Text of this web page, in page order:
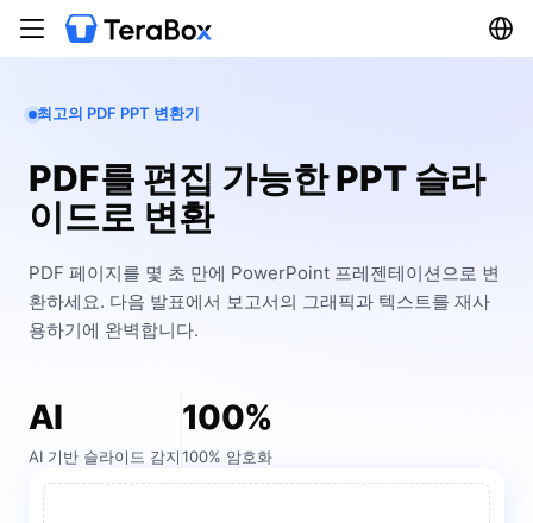
최고의 PDF PPT 변환기
PDF를 편집 가능한 PPT 슬라
이드로 변환
PDF 페이지를 몇 초 만에 PowerPoint 프레젠테이션으로 변
환하세요. 다음 발표에서 보고서의 그래픽과 텍스트를 재사
용하기에 완벽합니다.
AI
AI 기반 슬라이드 감지
100%
100% 암호화